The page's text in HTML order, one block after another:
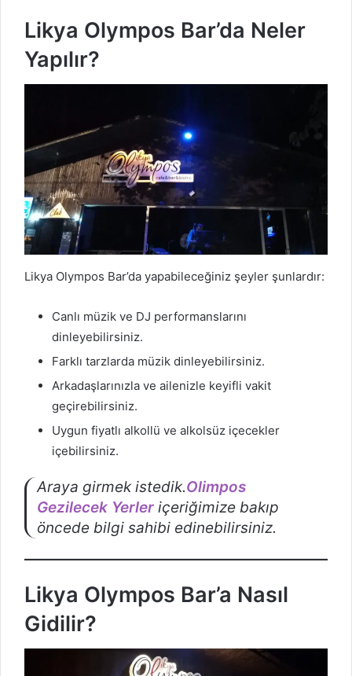
Likya Olympos Bar’da Neler
Yapılır?
Likya Olympos Bar’da yapabileceğiniz şeyler şunlardır:
Canlı müzik ve DJ performanslarını
dinleyebilirsiniz.
Farklı tarzlarda müzik dinleyebilirsiniz.
Arkadaşlarınızla ve ailenizle keyifli vakit
geçirebilirsiniz.
Uygun fiyatlı alkollü ve alkolsüz içecekler
içebilirsiniz.
Araya girmek istedik.Olimpos
Gezilecek Yerler içeriğimize bakıp
öncede bilgi sahibi edinebilirsiniz.
Likya Olympos Bar’a Nasıl
Gidilir?